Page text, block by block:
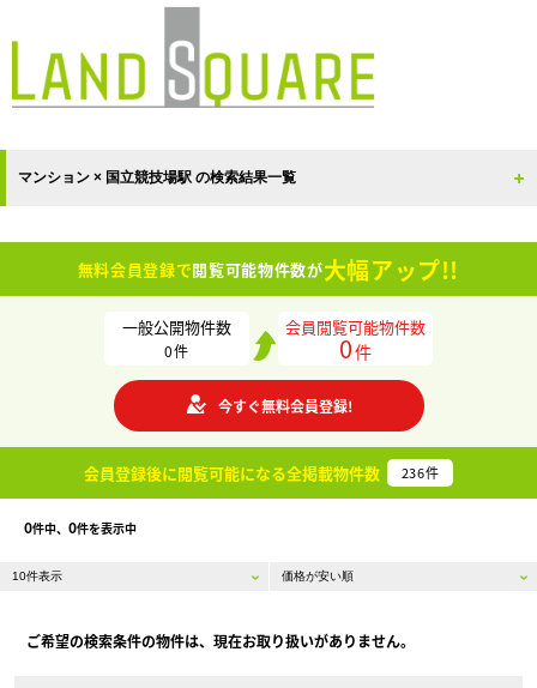
マンション × 国立競技場駅 の検索結果一覧
無料会員登録で閲覧可能物件数が大幅アップ!!
一般公開物件数
0件
会員閲覧可能物件数
0件
今すぐ無料会員登録!
会員登録後に閲覧可能になる全掲載物件数 236件
0件中、 0件を表示中
ご希望の検索条件の物件は、現在お取り扱いがありません。